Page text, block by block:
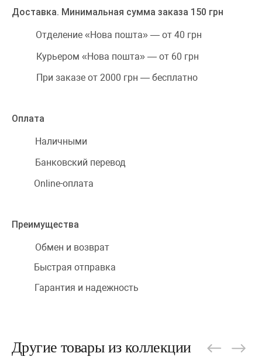
Доставка. Минимальная сумма заказа 150 грн
Отделение «Нова пошта» — от 40 грн
Курьером «Нова пошта» — от 60 грн
При заказе от 2000 грн — бесплатно
Оплата
Наличными
Банковский перевод
Online-оплата
Преимущества
Обмен и возврат
Быстрая отправка
Гарантия и надежность
Другие товары из коллекции